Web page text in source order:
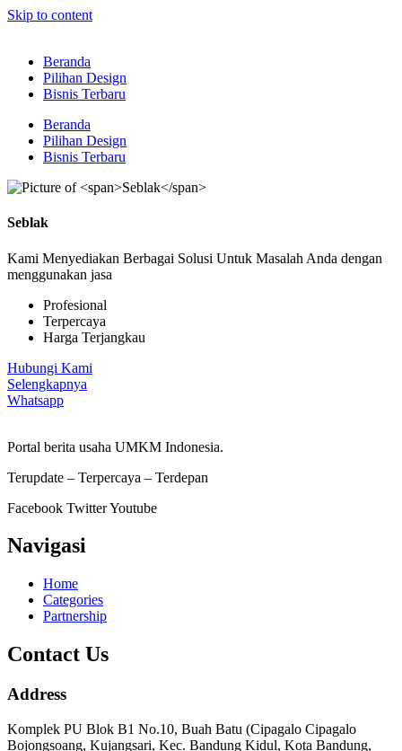
Skip to content
Beranda
Pilihan Design
Bisnis Terbaru
Beranda
Pilihan Design
Bisnis Terbaru
Seblak
Kami Menyediakan Berbagai Solusi Untuk Masalah Anda dengan
menggunakan jasa
Profesional
Terpercaya
Harga Terjangkau
Hubungi Kami
Selengkapnya
Whatsapp
Portal berita usaha UMKM Indonesia.
Terupdate – Terpercaya – Terdepan
Facebook TwitterYoutube
Navigasi
Home
Categories
Partnership
Contact Us
Address
Komplek PU Blok B1 No.10, Buah Batu (Cipagalo Cipagalo
Bojongsoang, Kujangsari, Kec. Bandung Kidul, Kota Bandung,